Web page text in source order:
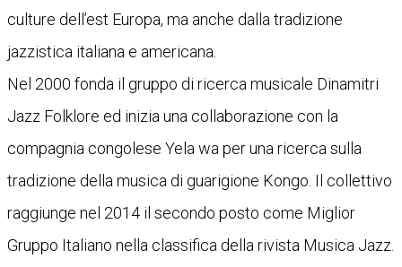
culture dell’est Europa, ma anche dalla tradizione
jazzistica italiana e americana.
Nel 2000 fonda il gruppo di ricerca musicale Dinamitri
Jazz Folklore ed inizia una collaborazione con la
compagnia congolese Yela wa per una ricerca sulla
tradizione della musica di guarigione Kongo. Il collettivo
raggiunge nel 2014 il secondo posto come Miglior
Gruppo Italiano nella classifica della rivista Musica Jazz.